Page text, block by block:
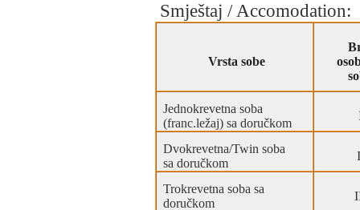
Smještaj / Accomodation:
Vrsta sobe
Jednokrevetna soba
(franc.ležaj) sa doručkom
Dvokrevetna/Twin soba
sa doručkom
Trokrevetna soba sa
doručkom